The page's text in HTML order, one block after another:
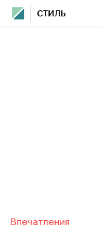
СТИЛЬ
Впечатления